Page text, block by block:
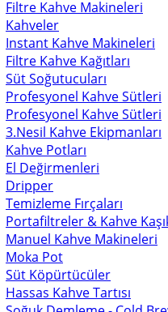
Filtre Kahve Makineleri
Kahveler
Instant Kahve Makineleri
Filtre Kahve Kağıtları
Süt Soğutucuları
Profesyonel Kahve Sütleri
Profesyonel Kahve Sütleri
3.Nesil Kahve Ekipmanları
Kahve Potları
El Değirmenleri
Dripper
Temizleme Fırçaları
Portafiltreler & Kahve
Manuel Kahve Makineleri
Moka Pot
Süt Köpürtücüler
Hassas Kahve Tartısı